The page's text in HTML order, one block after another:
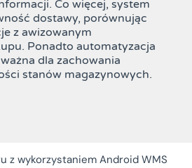
Co więcej, system
dostawy, porównując
z awizowanym
Ponadto automatyzacja
dla zachowania
stanów magazynowych.
z wykorzystaniem Android WMS